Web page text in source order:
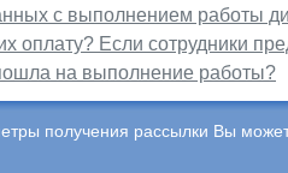
с выполнением работы
оплату? Если сотрудники
на выполнение работы?
получения рассылки Вы